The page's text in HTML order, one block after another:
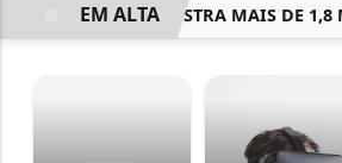
BRASIL REGISTRA MAIS DE 1,8
EM ALTA